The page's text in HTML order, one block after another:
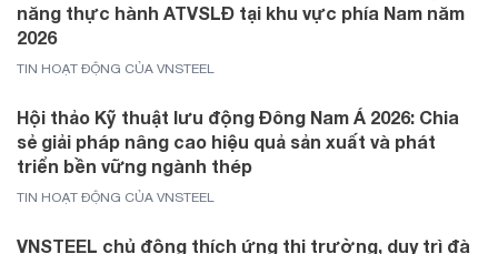
năng thực hành ATVSLĐ tại khu vực phía Nam năm
2026
TIN HOẠT ĐỘNG CỦA VNSTEEL
Hội thảo Kỹ thuật lưu động Đông Nam Á 2026: Chia
sẻ giải pháp nâng cao hiệu quả sản xuất và phát
triển bền vững ngành thép
TIN HOẠT ĐỘNG CỦA VNSTEEL
VNSTEEL chủ động thích ứng thị trường, duy trì đà